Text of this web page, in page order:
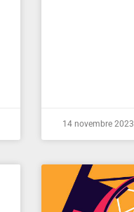
14 novembre 2023